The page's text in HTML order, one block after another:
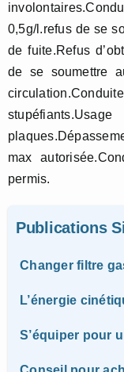
0,5g/l.refus de se
de fuite.Refus
de se soumettre
max
permis.
Publications
Changer filtre
L’énergie
S’équiper pour